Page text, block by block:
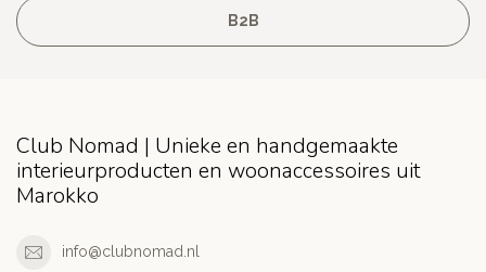
B2B
Club Nomad | Unieke en handgemaakte
interieurproducten en woonaccessoires uit
Marokko
info@clubnomad.nl